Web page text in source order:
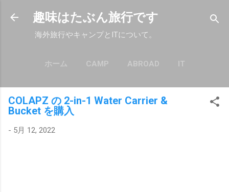
スキップしてメイン コンテンツに移動
趣味はたぶん旅行です
海外旅行やキャンプとITについて。
ホーム CAMP ABROAD IT
もっと見る… POLICY
COLAPZ の 2-in-1 Water Carrier &
Bucket を購入
- 5月 12, 2022